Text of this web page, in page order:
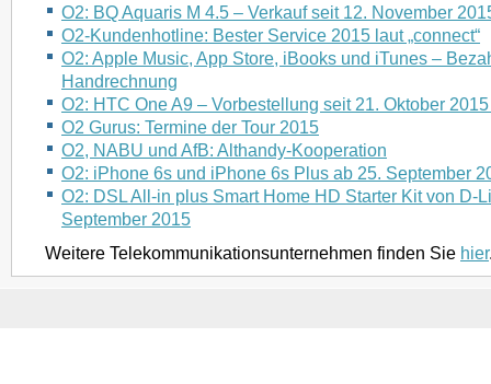
O2: BQ Aquaris M 4.5 – Verkauf seit 12. November
O2-Kundenhotline: Bester Service 2015 laut „connect“
O2: Apple Music, App Store, iBooks und iTunes –
Handrechnung
O2: HTC One A9 – Vorbestellung seit 21. Oktober
O2 Gurus: Termine der Tour 2015
O2, NABU und AfB: Althandy-Kooperation
O2: iPhone 6s und iPhone 6s Plus ab 25. September
O2: DSL All-in plus Smart Home HD Starter Kit von D-
September 2015
Weitere Telekommunikationsunternehmen finden Sie hier